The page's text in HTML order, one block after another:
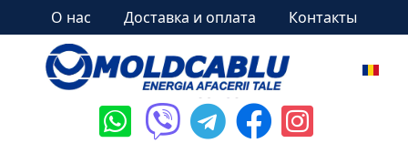
О нас Доставка и оплата Контакты